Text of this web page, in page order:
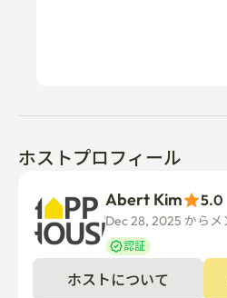
ホストプロフィール
Abert Kim 5.0
Dec 28, 2025 からメ
認証
ホストについて